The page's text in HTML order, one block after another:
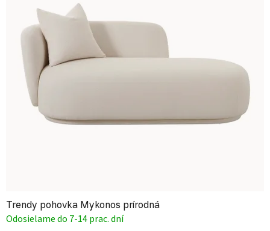
Trendy pohovka Mykonos prírodná
Odosielame do 7-14 prac. dní